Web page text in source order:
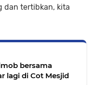
dan tertibkan, kita
bersama
lagi di Cot Mesjid